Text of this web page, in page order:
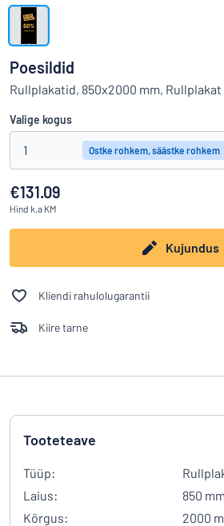
Te ei leia, mida otsite? Alustage oma
Kuva kõik kategooriad
Logige
sisse
Klienditeenindus
Eraklient
Äriklient
Poesildid
Rullplakatid, 850x2000 mm,
Valige kogus
1 Ostke rohkem, säästke rohkem
€131.09
Hind k.a KM
Kujundus
Kliendi rahulolugarantii
Kiire tarne
Tooteteave
Tüüp:
Laius:
850 mm
Kõrgus:
2000